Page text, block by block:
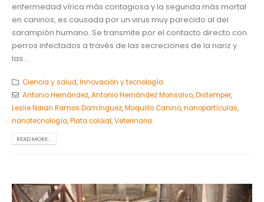
enfermedad vírica más contagiosa y la segunda más mortal
en caninos, es causada por un virus muy parecido al del
sarampión humano. Se transmite por el contacto directo con
perros infectados a través de las secreciones de la nariz y
las...
Ciencia y salud,Innovación y tecnología
Antonio Hernández,Antonio Hernández Monsalvo,Distemper,
Leslie Naian Ramos Domínguez,Moquillo Canino,nanopartículas,
nanotecnología,Plata coloial,Veterinaria.
READ MORE...